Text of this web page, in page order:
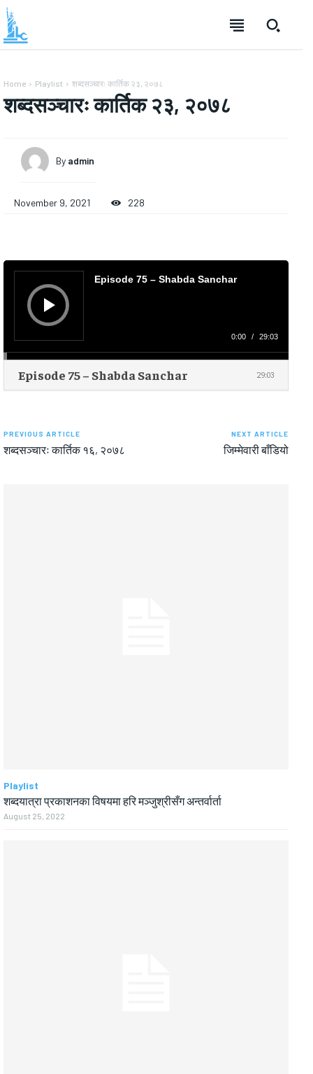
Home Playlist शब्दसञ्चारः कार्तिक २३, २०७८
शब्दसञ्चारः कार्तिक २३, २०७८
By admin
November 9, 2021 228
A
Episode 75 – Shabda Sanchar
0:00 / 29:03
Episode 75 – Shabda Sanchar 29:03
PREVIOUS ARTICLE
शब्दसञ्चारः कार्तिक १६, २०७८
NEXT ARTICLE
जिम्मेवारी बाँडियो
Playlist
शब्दयात्रा प्रकाशनका विषयमा हरि मञ्जुश्रीसँग अन्तर्वार्ता
August 25, 2022